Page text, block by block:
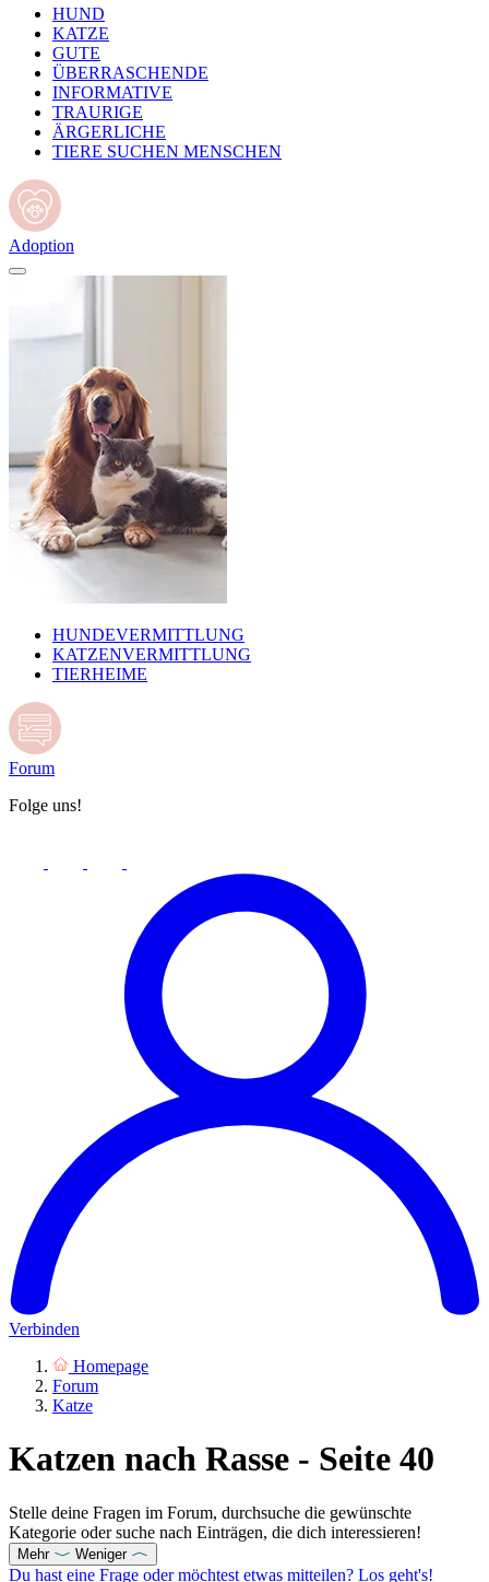
HUND
KATZE
GUTE
ÜBERRASCHENDE
INFORMATIVE
TRAURIGE
ÄRGERLICHE
TIERE SUCHEN MENSCHEN
Adoption
HUNDEVERMITTLUNG
KATZENVERMITTLUNG
TIERHEIME
Forum
Folge uns!
Verbinden
Homepage
Forum
Katze
Katzen nach Rasse - Seite 40
Stelle deine Fragen im Forum, durchsuche die gewünschte
Kategorie oder suche nach Einträgen, die dich interessieren!
Mehr Weniger
Du hast eine Frage oder möchtest etwas mitteilen? Los geht's!